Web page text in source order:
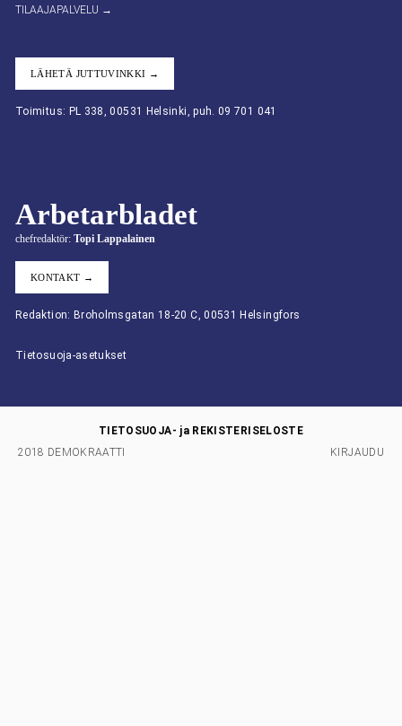
TILAAJAPALVELU →
LÄHETÄ JUTTUVINKKI →
Toimitus: PL 338, 00531 Helsinki, puh. 09 701 041
Arbetarbladet
chefredaktör: Topi Lappalainen
KONTAKT →
Redaktion: Broholmsgatan 18-20 C, 00531 Helsingfors
Tietosuoja-asetukset
2018 DEMOKRAATTI
TIETOSUOJA- ja REKISTERISELOSTE
KIRJAUDU